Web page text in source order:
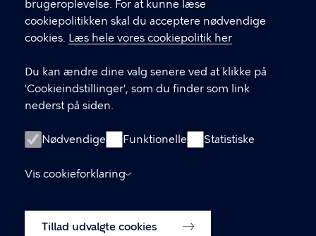
brugeroplevelse. For at kunne læse
cookiepolitikken skal du acceptere nødvendige
cookies. Læs hele vores cookiepolitik her
Du kan ændre dine valg senere ved at klikke på
'Cookieindstillinger', som du finder som link
nederst på siden.
Nødvendige Funktionelle Statistiske
Vis cookieforklaring
Tillad udvalgte cookies
GENVEJE
Digital Post
Databeskyttelse
Tilgængelighedserklæring
Om hjemmesiden
Cookiepolitik